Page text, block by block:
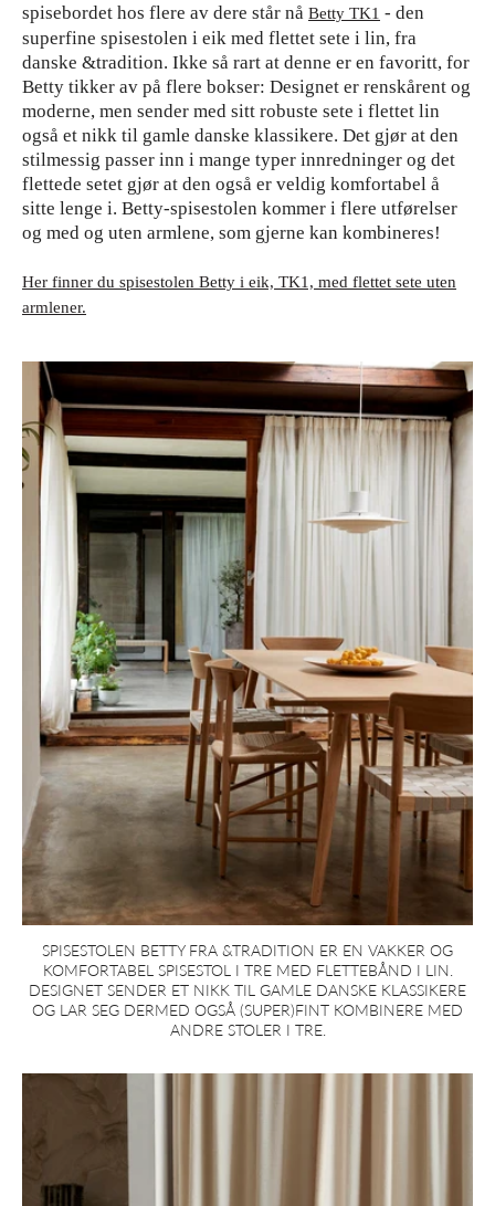
spisebordet hos flere av dere står nå Betty TK1 - den
superfine spisestolen i eik med flettet sete i lin, fra
danske &tradition. Ikke så rart at denne er en favoritt, for
Betty tikker av på flere bokser: Designet er renskårent og
moderne, men sender med sitt robuste sete i flettet lin
også et nikk til gamle danske klassikere. Det gjør at den
stilmessig passer inn i mange typer innredninger og det
flettede setet gjør at den også er veldig komfortabel å
sitte lenge i. Betty-spisestolen kommer i flere utførelser
og med og uten armlene, som gjerne kan kombineres!
Her finner du spisestolen Betty i eik, TK1, med flettet sete uten
armlener.
SPISESTOLEN BETTY FRA &TRADITION ER EN VAKKER OG
KOMFORTABEL SPISESTOL I TRE MED FLETTEBÅND I LIN.
DESIGNET SENDER ET NIKK TIL GAMLE DANSKE KLASSIKERE
OG LAR SEG DERMED OGSÅ (SUPER)FINT KOMBINERE MED
ANDRE STOLER I TRE.